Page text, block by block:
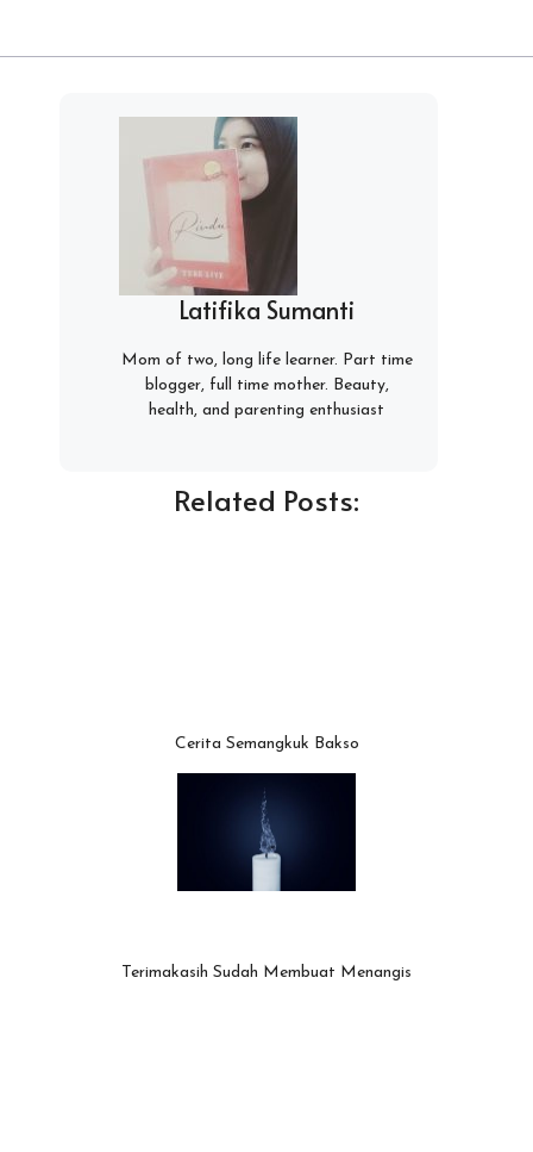
Latifika Sumanti
Mom of two, long life learner. Part time
blogger, full time mother. Beauty,
health, and parenting enthusiast
Related Posts:
Cerita Semangkuk Bakso
Terimakasih Sudah Membuat Menangis